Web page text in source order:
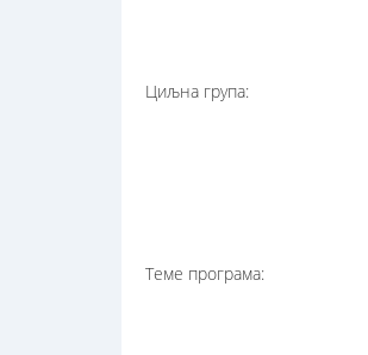
Циљна група:
Теме програма: